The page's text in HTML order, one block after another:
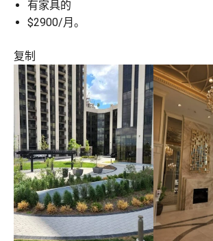
有家具的
$2900/月。
复制